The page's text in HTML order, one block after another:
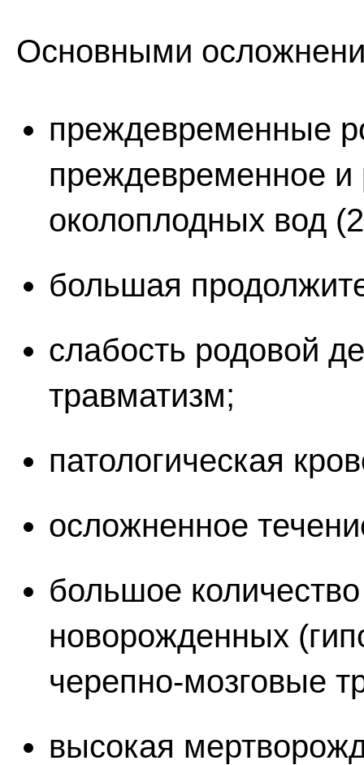
Основными
преждевременные
преждевременное и
околоплодных вод
большая
слабость родовой
травматизм;
патологическая
осложненное
большое
новорожденных
черепно-мозговые
высокая